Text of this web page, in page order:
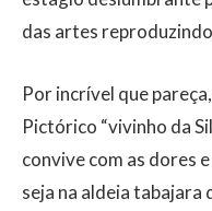
das artes
Por incrível que
Pictórico “vivinho da
convive com as dores
seja na aldeia tabajara